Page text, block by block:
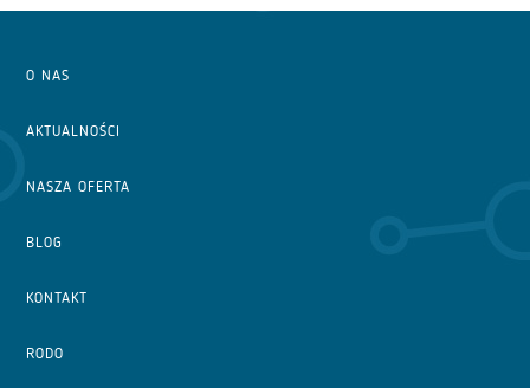
O NAS
AKTUALNOŚCI
NASZA OFERTA
BLOG
KONTAKT
RODO